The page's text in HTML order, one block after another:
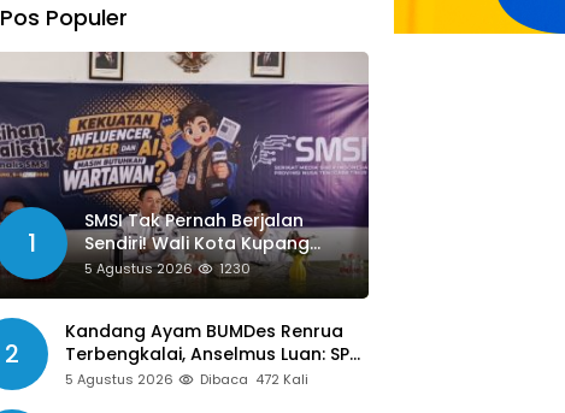
Pos Populer
1
SMSI Tak Pernah Berjalan
Sendiri! Wali Kota Kupang
Siap Libatkan Jurnalis dalam
Publikasi Program Pemkot
5 Agustus 2026 1230
2
Kandang Ayam BUMDes Renrua
Terbengkalai, Anselmus Luan: SPJ
Belum Rampung, Hak Aparat Desa
5 Agustus 2026 Dibaca 472 Kali